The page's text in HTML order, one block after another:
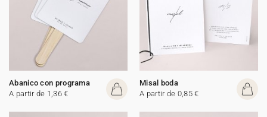
Abanico con programa
A partir de 1,36 €
Misal boda
A partir de 0,85 €